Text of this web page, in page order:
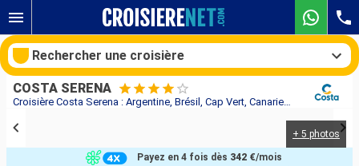
Croisière Costa Serena : Argentine, Brésil, Cap Vert, Canaries, Madère, Espagne au départ de Buenos Aires
COSTA SERENA
+ 5 photos
Payez en 4 fois dès 342 €/mois
Rechercher une croisière